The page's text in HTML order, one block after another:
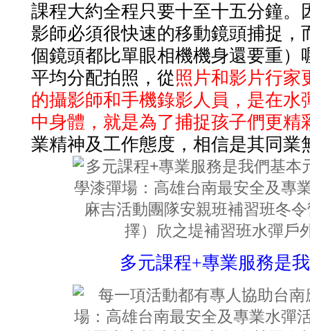
課程大約全程只要十至十五分鐘。
影師必須很快速的移動鏡頭捕捉，
個鏡頭都比單眼相機機身還要重）
平均分配拍照，從照片和影片行家
的攝影師和手機錄影人員，是在水
中身體，就是為了捕捉孩子們更精
業精神及工作態度，相信是其同業
多元課程+專業服務是